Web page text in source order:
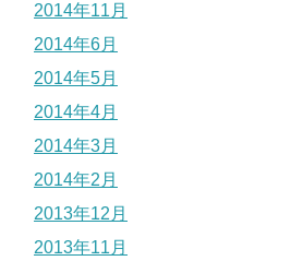
2014年11月
2014年6月
2014年5月
2014年4月
2014年3月
2014年2月
2013年12月
2013年11月